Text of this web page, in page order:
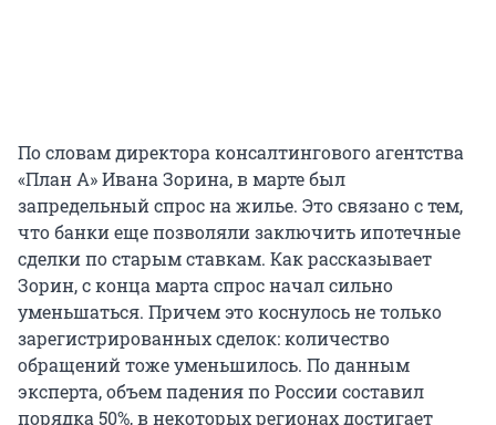
По словам директора консалтингового агентства
«План А» Ивана Зорина, в марте был
запредельный спрос на жилье. Это связано с тем,
что банки еще позволяли заключить ипотечные
сделки по старым ставкам. Как рассказывает
Зорин, с конца марта спрос начал сильно
уменьшаться. Причем это коснулось не только
зарегистрированных сделок: количество
обращений тоже уменьшилось. По данным
эксперта, объем падения по России составил
порядка 50%, в некоторых регионах достигает